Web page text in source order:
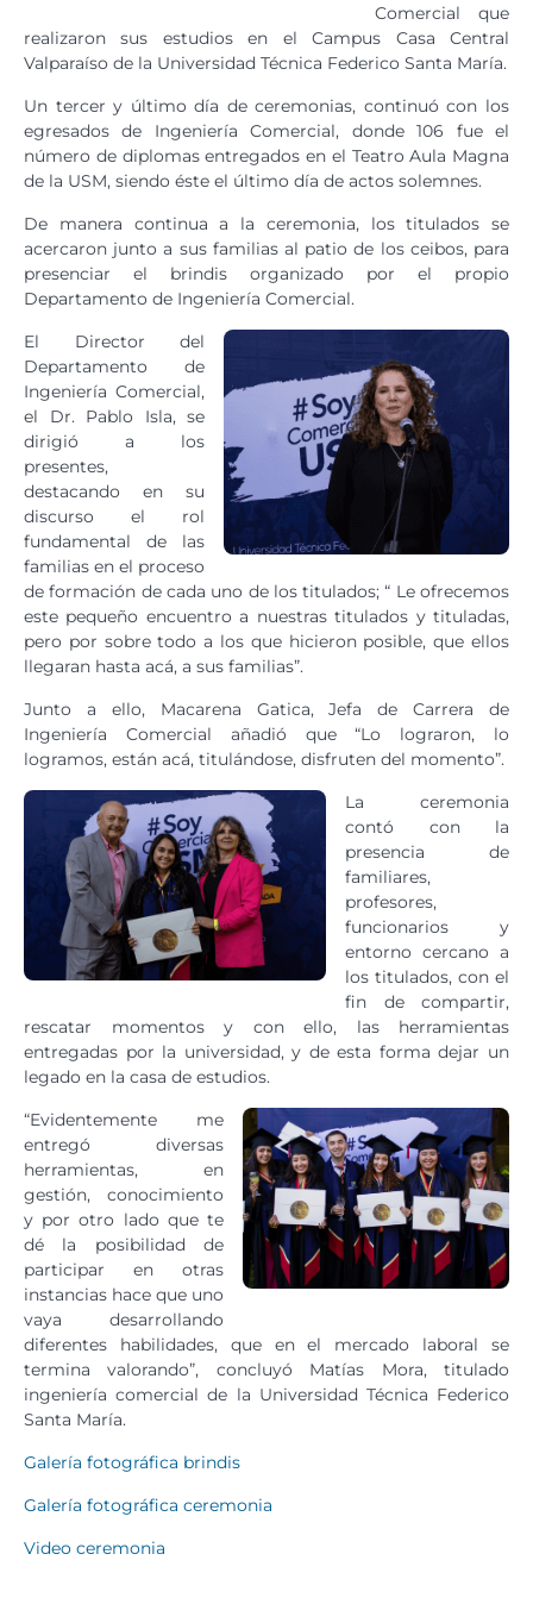
Comercial que
realizaron sus estudios en el Campus Casa Central
Valparaíso de la Universidad Técnica Federico Santa María.
Un tercer y último día de ceremonias, continuó con los
egresados de Ingeniería Comercial, donde 106 fue el
número de diplomas entregados en el Teatro Aula Magna
de la USM, siendo éste el último día de actos solemnes.
De manera continua a la ceremonia, los titulados se
acercaron junto a sus familias al patio de los ceibos, para
presenciar el brindis organizado por el propio
Departamento de Ingeniería Comercial.
El Director del
Departamento de
Ingeniería Comercial,
el Dr. Pablo Isla, se
dirigió a los
presentes,
destacando en su
discurso el rol
fundamental de las
familias en el proceso
de formación de cada uno de los titulados; “ Le ofrecemos
este pequeño encuentro a nuestras titulados y tituladas,
pero por sobre todo a los que hicieron posible, que ellos
llegaran hasta acá, a sus familias”.
Junto a ello, Macarena Gatica, Jefa de Carrera de
Ingeniería Comercial añadió que “Lo lograron, lo
logramos, están acá, titulándose, disfruten del momento”.
La ceremonia
contó con la
presencia de
familiares,
profesores,
funcionarios y
entorno cercano a
los titulados, con el
fin de compartir,
rescatar momentos y con ello, las herramientas
entregadas por la universidad, y de esta forma dejar un
legado en la casa de estudios.
“Evidentemente me
entregó diversas
herramientas, en
gestión, conocimiento
y por otro lado que te
dé la posibilidad de
participar en otras
instancias hace que uno
vaya desarrollando
diferentes habilidades, que en el mercado laboral se
termina valorando”, concluyó Matías Mora, titulado
ingeniería comercial de la Universidad Técnica Federico
Santa María.
Galería fotográfica brindis
Galería fotográfica ceremonia
Video ceremonia